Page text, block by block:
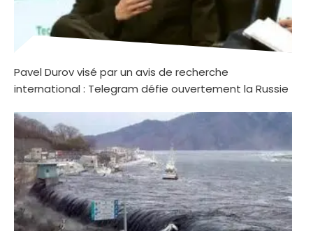
Pavel Durov visé par un avis de recherche
international : Telegram défie ouvertement la Russie